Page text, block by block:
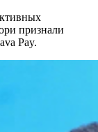
признали
Pay.